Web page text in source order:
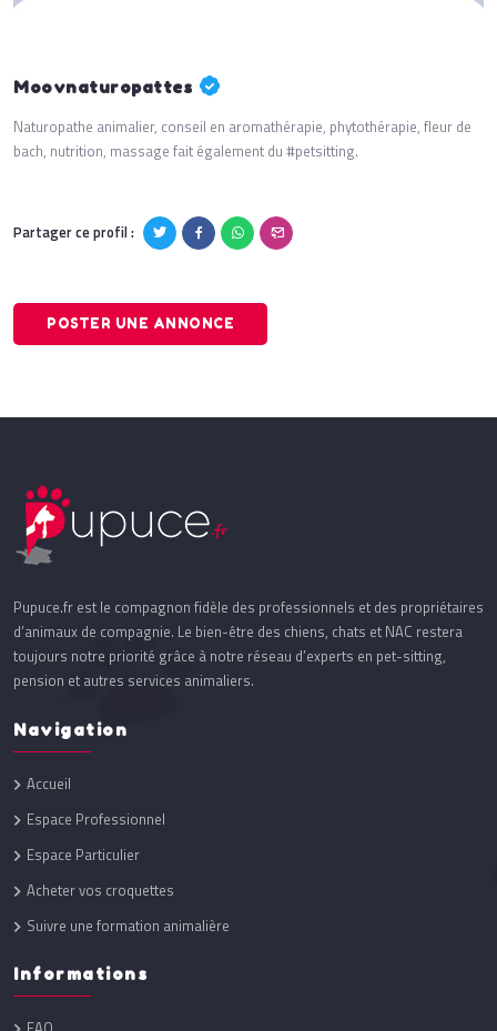
Moovnaturopattes
Naturopathe animalier, conseil en aromathérapie, phytothérapie, fleur de
bach, nutrition, massage fait également du #petsitting.
Partager ce profil :
POSTER UNE ANNONCE
Pupuce.fr est le compagnon fidèle des professionnels et des propriétaires
d’animaux de compagnie. Le bien-être des chiens, chats et NAC restera
toujours notre priorité grâce à notre réseau d’experts en pet-sitting,
pension et autres services animaliers.
Navigation
Accueil
Espace Professionnel
Espace Particulier
Acheter vos croquettes
Suivre une formation animalière
Informations